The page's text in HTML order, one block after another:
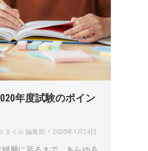
年度試験のポイン
タイル 編集部 2020年1月24日